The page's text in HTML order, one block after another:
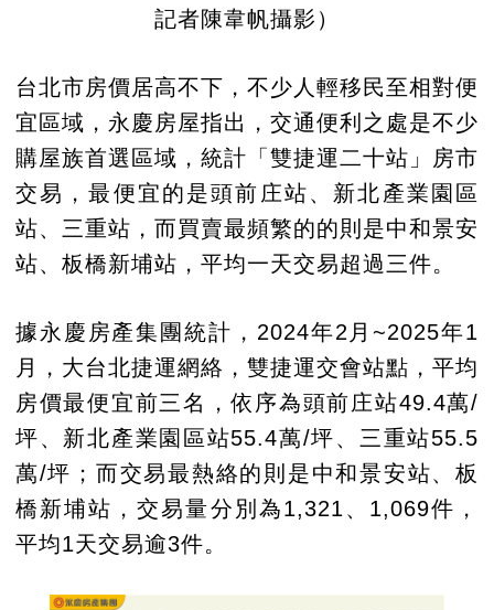
記者陳韋帆攝影）
台北市房價居高不下，不少人輕移民至相對便
宜區域，永慶房屋指出，交通便利之處是不少
購屋族首選區域，統計「雙捷運二十站」房市
交易，最便宜的是頭前庄站、新北產業園區
站、三重站，而買賣最頻繁的的則是中和景安
站、板橋新埔站，平均一天交易超過三件。
據永慶房產集團統計，2024年2月~2025年1
月，大台北捷運網絡，雙捷運交會站點，平均
房價最便宜前三名，依序為頭前庄站49.4萬/
坪、新北產業園區站55.4萬/坪、三重站55.5
萬/坪；而交易最熱絡的則是中和景安站、板
橋新埔站，交易量分別為1,321、1,069件，
平均1天交易逾3件。